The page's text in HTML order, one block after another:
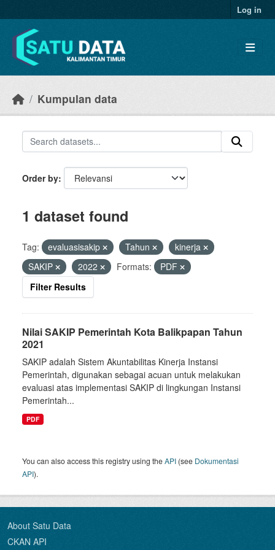
Log in
Kumpulan data
Order by
1 dataset found
Tag: evaluasisakip Tahun
kinerja
SAKIP
2022 Formats:
PDF
Filter Results
Nilai SAKIP Pemerintah Kota Balikpapan Tahun
2021
SAKIP adalah Sistem Akuntabilitas Kinerja Instansi
Pemerintah, digunakan sebagai acuan untuk melakukan
evaluasi atas implementasi SAKIP di lingkungan Instansi
Pemerintah...
PDF
You can also access this registry using theAPI (see Dokumentasi
API).
About Satu Data
CKAN API